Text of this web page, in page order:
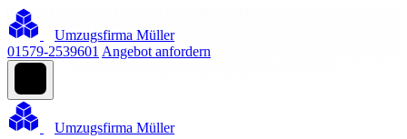
Umzugsfirma Müller
01579-2539601 Angebot anfordern
Umzugsfirma Müller